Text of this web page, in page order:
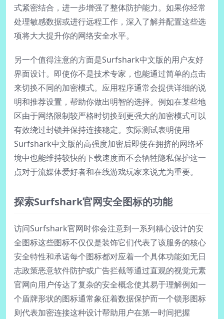
式紧密结合，进一步增强了整体防护能力。如果你经常
处理敏感数据或进行远程工作，深入了解并配置这些选
项将大大提升你的网络安全水平。
另一个值得注意的方面是Surfshark中文版的用户友好
界面设计。即使你不是技术专家，也能通过简单的点击
来切换不同的加密模式。应用程序通常会提供详细的说
明和推荐设置，帮助你做出明智的选择。例如在某些地
区由于网络限制较严格时切换到更强大的加密模式可以
有效绕过封锁并保持连接稳定。实际测试表明使用
Surfshark中文版的高强度加密后即使在拥挤的网络环
境中也能维持较快的下载速度而不会牺牲隐私保护这一
点对于流媒体爱好者和在线游戏玩家来说尤为重要。
探索Surfshark官网安全图标的功能
访问Surfshark官网时你会注意到一系列精心设计的安
全图标这些图标不仅仅是装饰它们代表了该服务的核心
安全特性和承诺每个图标都对应着一个具体功能如无日
志政策恶意软件防护或广告拦截等通过直观的视觉元素
官网向用户传达了复杂的安全概念使其易于理解例如一
个盾牌形状的图标通常象征着数据保护而一个锁形图标
则代表加密连接这种设计帮助用户在第一时间把握